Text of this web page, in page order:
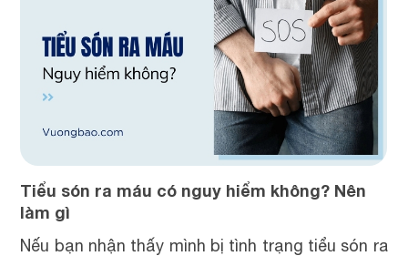
Tiểu són ra máu có nguy hiểm không? Nên
làm gì
Nếu bạn nhận thấy mình bị tình trạng tiểu són ra